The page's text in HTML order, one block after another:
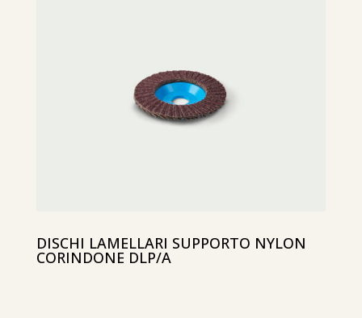
DISCHI LAMELLARI SUPPORTO NYLON
CORINDONE DLP/A